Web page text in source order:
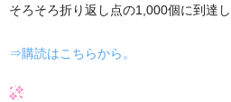
そろそろ折り返し点の1,000個に到達し
⇒購読はこちらから。